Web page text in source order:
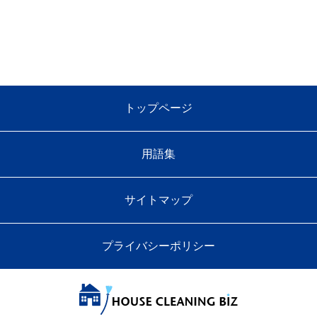
トップページ
用語集
サイトマップ
プライバシーポリシー